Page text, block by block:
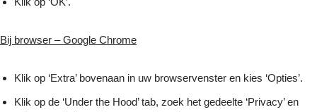
Bij browser – Google Chrome
Klik op ‘Extra’ bovenaan in uw browservenster en kies ‘Opties’.
Klik op de ‘Under the Hood’ tab, zoek het gedeelte ‘Privacy’ en